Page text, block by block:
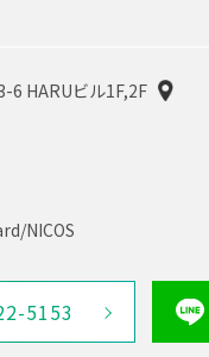
6 HARUビル1F,2F
NICOS
5153